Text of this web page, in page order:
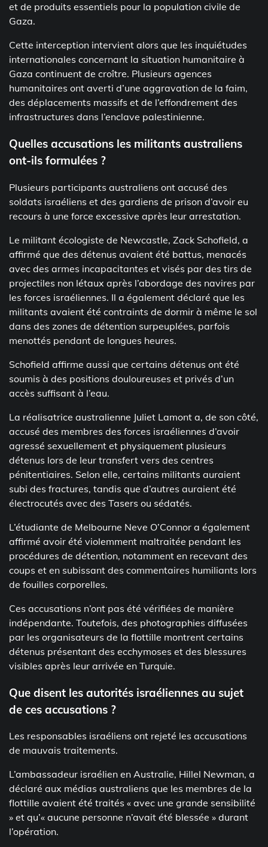
et de produits essentiels pour la population civile de
Gaza.
Cette interception intervient alors que les inquiétudes
internationales concernant la situation humanitaire à
Gaza continuent de croître. Plusieurs agences
humanitaires ont averti d’une aggravation de la faim,
des déplacements massifs et de l’effondrement des
infrastructures dans l’enclave palestinienne.
Quelles accusations les militants australiens
ont-ils formulées ?
Plusieurs participants australiens ont accusé des
soldats israéliens et des gardiens de prison d’avoir eu
recours à une force excessive après leur arrestation.
Le militant écologiste de Newcastle, Zack Schofield, a
affirmé que des détenus avaient été battus, menacés
avec des armes incapacitantes et visés par des tirs de
projectiles non létaux après l’abordage des navires par
les forces israéliennes. Il a également déclaré que les
militants avaient été contraints de dormir à même le sol
dans des zones de détention surpeuplées, parfois
menottés pendant de longues heures.
Schofield affirme aussi que certains détenus ont été
soumis à des positions douloureuses et privés d’un
accès suffisant à l’eau.
La réalisatrice australienne Juliet Lamont a, de son côté,
accusé des membres des forces israéliennes d’avoir
agressé sexuellement et physiquement plusieurs
détenus lors de leur transfert vers des centres
pénitentiaires. Selon elle, certains militants auraient
subi des fractures, tandis que d’autres auraient été
électrocutés avec des Tasers ou sédatés.
L’étudiante de Melbourne Neve O’Connor a également
affirmé avoir été violemment maltraitée pendant les
procédures de détention, notamment en recevant des
coups et en subissant des commentaires humiliants lors
de fouilles corporelles.
Ces accusations n’ont pas été vérifiées de manière
indépendante. Toutefois, des photographies diffusées
par les organisateurs de la flottille montrent certains
détenus présentant des ecchymoses et des blessures
visibles après leur arrivée en Turquie.
Que disent les autorités israéliennes au sujet
de ces accusations ?
Les responsables israéliens ont rejeté les accusations
de mauvais traitements.
L’ambassadeur israélien en Australie, Hillel Newman, a
déclaré aux médias australiens que les membres de la
flottille avaient été traités « avec une grande sensibilité
» et qu’« aucune personne n’avait été blessée » durant
l’opération.